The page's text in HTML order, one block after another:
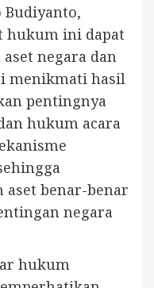
Budiyanto,
hukum ini dapat
negara dan
menikmati hasil
pentingnya
hukum acara
aset benar-benar
negara
hukum